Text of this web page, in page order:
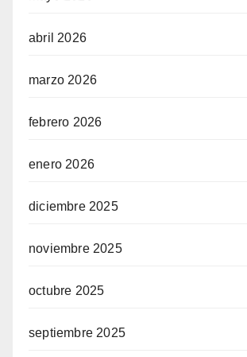
abril 2026
marzo 2026
febrero 2026
enero 2026
diciembre 2025
noviembre 2025
octubre 2025
septiembre 2025